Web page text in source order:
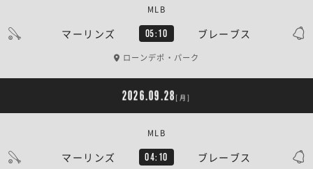
マーリンズ 05:10 ブレーブス
MLB
ローンデポ・パーク
2026.09.28 [月]
マーリンズ 04:10 ブレーブス
MLB